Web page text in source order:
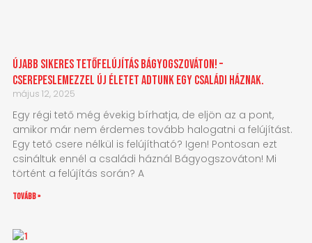
Újabb sikeres tetőfelújítás Bágyogszováton! –
Cserepeslemezzel új életet adtunk egy családi háznak.
május 12, 2025
Egy régi tető még évekig bírhatja, de eljön az a pont,
amikor már nem érdemes tovább halogatni a felújítást.
Egy tető csere nélkül is felújítható? Igen! Pontosan ezt
csináltuk ennél a családi háznál Bágyogszováton! Mi
történt a felújítás során? A
tovább »